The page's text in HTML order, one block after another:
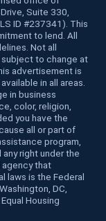
Suite 330,
ID #237341). This
to lend. All
Not all
subject to change at
advertisement is
in all areas.
in business
color, religion,
you have the
all or part of
program,
right under the
that
laws is the Federal
DC,
Housing